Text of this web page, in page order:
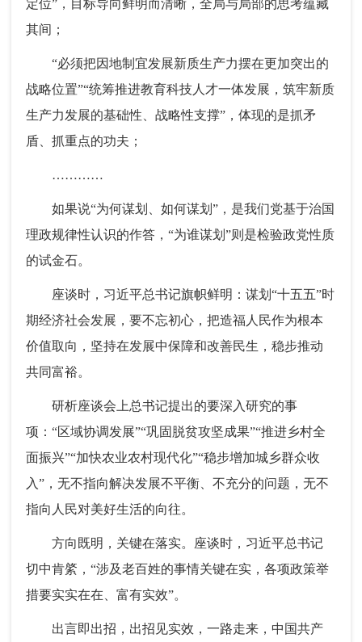
定位”，目标导向鲜明而清晰，全局与局部的思考蕴藏
其间；
“必须把因地制宜发展新质生产力摆在更加突出的
战略位置”“统筹推进教育科技人才一体发展，筑牢新质
生产力发展的基础性、战略性支撑”，体现的是抓矛
盾、抓重点的功夫；
…………
如果说“为何谋划、如何谋划”，是我们党基于治国
理政规律性认识的作答，“为谁谋划”则是检验政党性质
的试金石。
座谈时，习近平总书记旗帜鲜明：谋划“十五五”时
期经济社会发展，要不忘初心，把造福人民作为根本
价值取向，坚持在发展中保障和改善民生，稳步推动
共同富裕。
研析座谈会上总书记提出的要深入研究的事
项：“区域协调发展”“巩固脱贫攻坚成果”“推进乡村全
面振兴”“加快农业农村现代化”“稳步增加城乡群众收
入”，无不指向解决发展不平衡、不充分的问题，无不
指向人民对美好生活的向往。
方向既明，关键在落实。座谈时，习近平总书记
切中肯綮，“涉及老百姓的事情关键在实，各项政策举
措要实实在在、富有实效”。
出言即出招，出招见实效，一路走来，中国共产